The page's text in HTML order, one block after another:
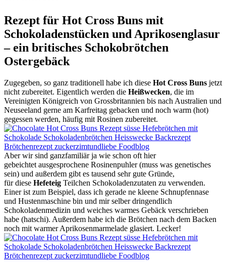
Rezept für Hot Cross Buns mit
Schokoladenstücken und Aprikosenglasur
– ein britisches Schokobrötchen
Ostergebäck
Zugegeben, so ganz traditionell habe ich diese Hot Cross Buns jetzt
nicht zubereitet. Eigentlich werden die Heißwecken, die im
Vereinigten Königreich von Grossbritannien bis nach Australien und
Neuseeland gerne am Karfreitag gebacken und noch warm (hot)
gegessen werden, häufig mit Rosinen zubereitet.
Aber wir sind ganzfamiliär ja wie schon oft hier
gebeichtet ausgesprochene Rosinenpuhler (muss was genetisches
sein) und außerdem gibt es tausend sehr gute Gründe,
für diese Hefeteig Teilchen Schokoladenzutaten zu verwenden.
Einer ist zum Beispiel, dass ich gerade ne kleene Schnupfennase
und Hustenmaschine bin und mir selber dringendlich
Schokoladenmedizin und weiches warmes Gebäck verschrieben
habe (hatschi). Außerdem habe ich die Brötchen nach dem Backen
noch mit warmer Aprikosenmarmelade glasiert. Lecker!